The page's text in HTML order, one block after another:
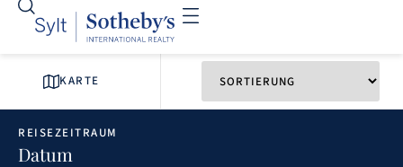
REISEZEITRAUM
Datum
KARTE